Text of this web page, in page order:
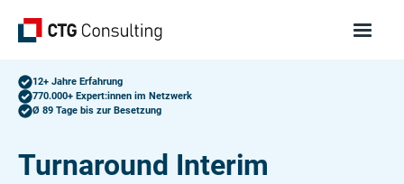
12+ Jahre Erfahrung
770.000+ Expert:innen im Netzwerk
Ø 89 Tage bis zur Besetzung
Turnaround Interim